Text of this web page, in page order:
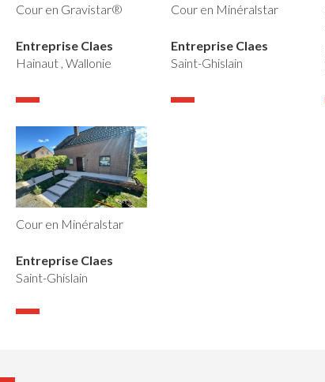
Cour en Gravistar®
Entreprise Claes
Hainaut , Wallonie
Cour en Minéralstar
Entreprise Claes
Saint-Ghislain
Cour en Minéralstar
Entreprise Claes
Saint-Ghislain